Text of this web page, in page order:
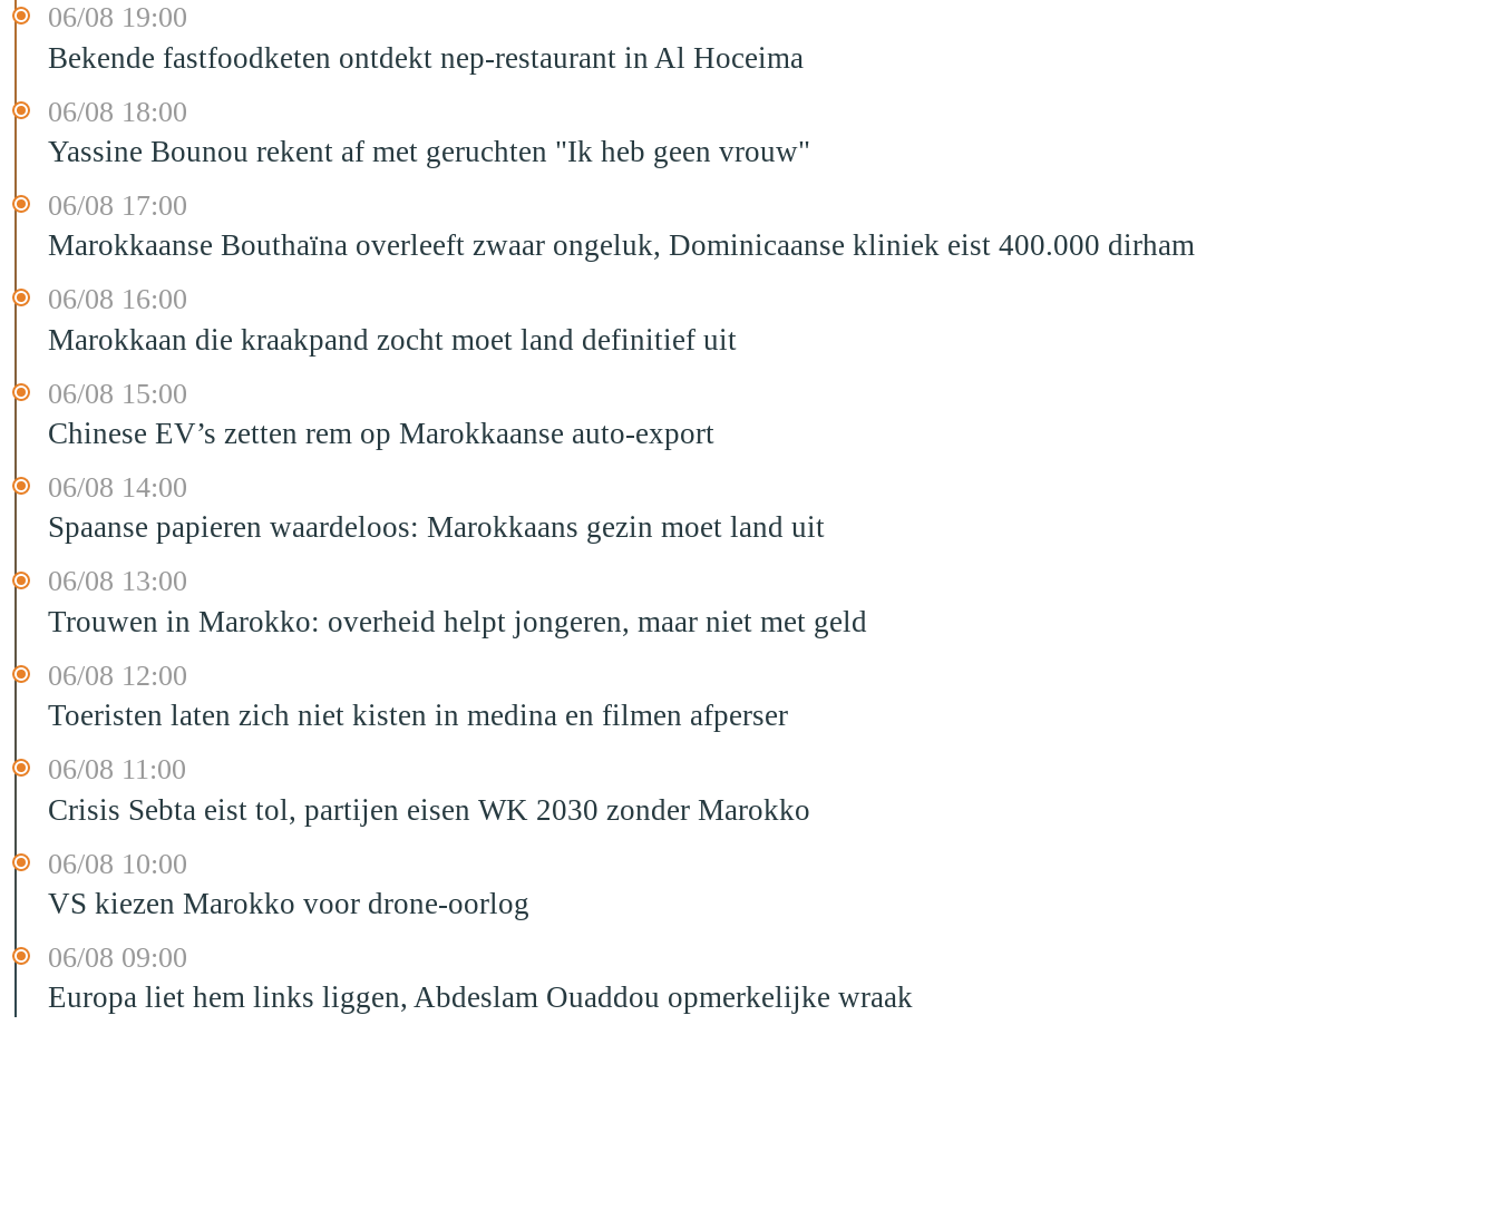
06/08 19:00
Bekende fastfoodketen ontdekt nep-restaurant in Al Hoceima
06/08 18:00
Yassine Bounou rekent af met geruchten "Ik heb geen vrouw"
06/08 17:00
Marokkaanse Bouthaïna overleeft zwaar ongeluk, Dominicaanse kliniek eist 400.000 dirham
06/08 16:00
Marokkaan die kraakpand zocht moet land definitief uit
06/08 15:00
Chinese EV’s zetten rem op Marokkaanse auto-export
06/08 14:00
Spaanse papieren waardeloos: Marokkaans gezin moet land uit
06/08 13:00
Trouwen in Marokko: overheid helpt jongeren, maar niet met geld
06/08 12:00
Toeristen laten zich niet kisten in medina en filmen afperser
06/08 11:00
Crisis Sebta eist tol, partijen eisen WK 2030 zonder Marokko
06/08 10:00
VS kiezen Marokko voor drone-oorlog
06/08 09:00
Europa liet hem links liggen, Abdeslam Ouaddou opmerkelijke wraak